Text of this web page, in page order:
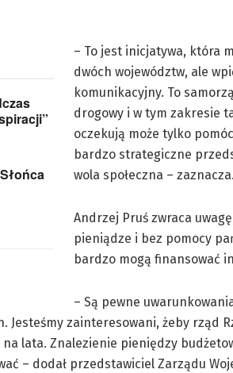
– To jest inicjatywa, która
dwóch województw, ale
komunikacyjny. To
drogowy i w tym zakresie
oczekują może tylko
bardzo strategiczne
wola społeczna – zaznacza.
Andrzej Pruś zwraca
pieniądze i bez pomocy
bardzo mogą finansować
– Są pewne
Jesteśmy zainteresowani, żeby rząd
na lata. Znalezienie pieniędzy
– dodał przedstawiciel Zarządu